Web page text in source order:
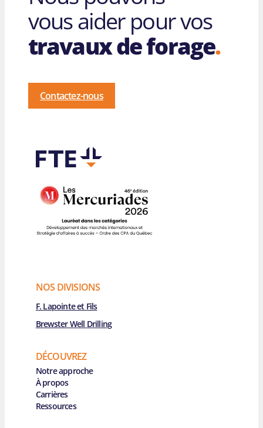
vous aider pour vos
travaux de forage.
Contactez-nous
NOS DIVISIONS
F. Lapointe et Fils
Brewster Well Drilling
DÉCOUVREZ
Main Navigation
Notre approche
À propos
Carrières
Ressources